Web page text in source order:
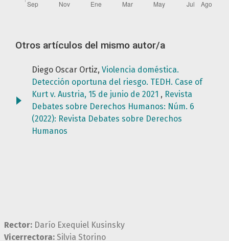
Otros artículos del mismo autor/a
Diego Oscar Ortiz, Violencia doméstica.
Detección oportuna del riesgo. TEDH. Case of
Kurt v. Austria, 15 de junio de 2021 , Revista
Debates sobre Derechos Humanos: Núm. 6
(2022): Revista Debates sobre Derechos
Humanos
Rector: Darío Exequiel Kusinsky
Vicerrectora: Silvia Storino